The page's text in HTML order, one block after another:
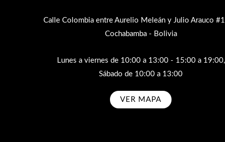
Calle Colombia entre Aurelio Meleán y Julio Arauco
Cochabamba - Bolivia
Lunes a viernes de 10:00 a 13:00 - 15:00 a 19:00,
Sábado de 10:00 a 13:00
VER MAPA